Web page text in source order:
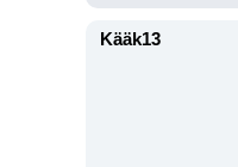
Kääk13